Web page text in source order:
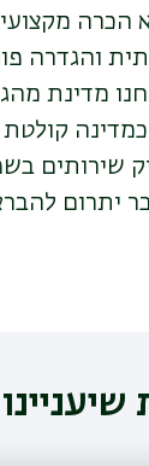
הכרה
והגדרה
מדינת
קולטת
שירותים
יתרום